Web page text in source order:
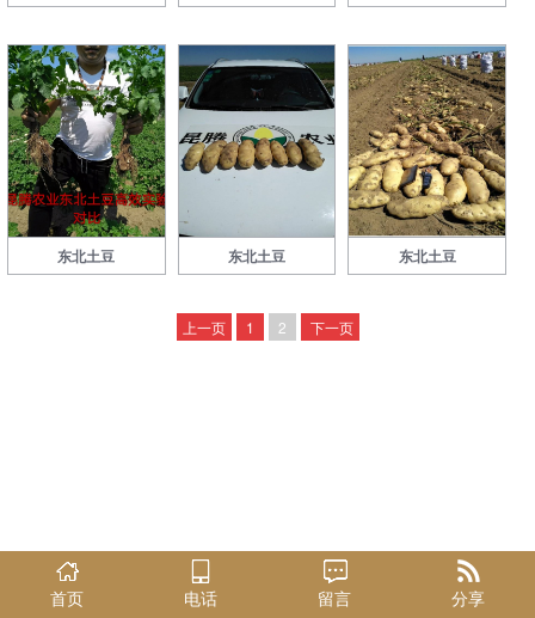
东北土豆 东北土豆 东北土豆
上一页 1 2 下一页
首页 电话 留言 分享